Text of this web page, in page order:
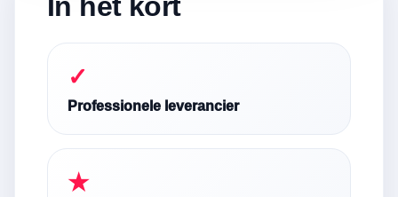
✓
Professionele leverancier
★